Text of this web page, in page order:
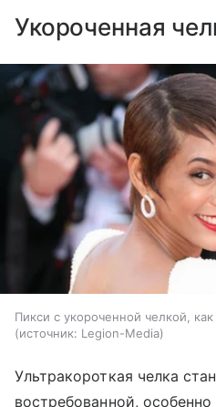
Укороченная
Пикси с укороченной челкой,
источник: Legion-Media
Ультракороткая челка
востребованной,